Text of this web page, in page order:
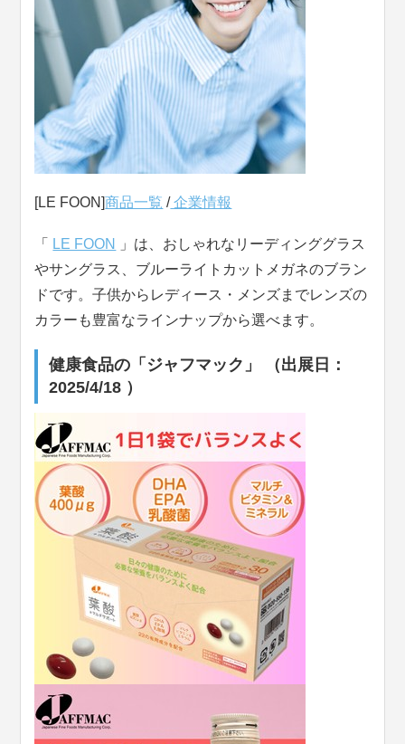
[LE FOON]商品一覧 /企業情報
「 LE FOON
」は、おしゃれなリーディンググラス
やサングラス、ブルーライトカットメガネのブラン
ドです。子供からレディース・メンズまでレンズの
カラーも豊富なラインナップから選べます。
健康食品の「ジャフマック」 （出展日：
2025/4/18 ）